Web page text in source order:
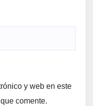
y web en este
comente.